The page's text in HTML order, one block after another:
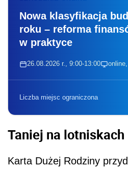
Nowa klasyfikacja
roku – reforma
w praktyce
26.08.2026 r., 9:00-13:00
Liczba miejsc ograniczona
Taniej na lotniskach
Karta Dużej Rodziny